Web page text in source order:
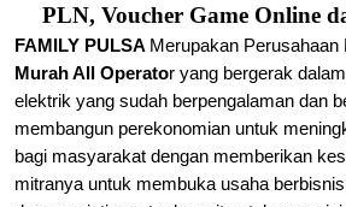
PLN, Voucher Game Online
FAMILY PULSA Merupakan Perusahaan
Murah All Operator yang bergerak
elektrik yang sudah berpengalaman dan
membangun perekonomian untuk
bagi masyarakat dengan memberikan
mitranya untuk membuka usaha